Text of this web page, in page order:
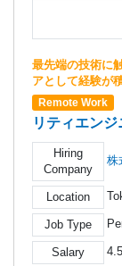
最先端の技術に
アとして経験が
Remote Work
リティエン
Hiring
Company
株
Location
Job Type
Salary